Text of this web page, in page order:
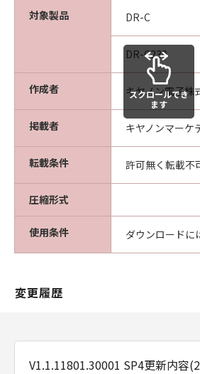
対象製品 DR-C
DR-C230
作成者 キヤノン電子株
掲載者 キヤノンマーケ
転載条件 許可無く転載不
圧縮形式
使用条件 ダウンロードに
スクロールでき
ます
変更履歴
V1.1.11801.30001 SP4更新内容